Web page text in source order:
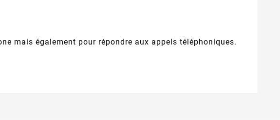
mais également pour répondre aux appels téléphoniques.